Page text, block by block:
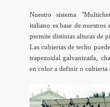
Nuestro sistema
italiano es base de nuestros
permite distintas alturas de
Las cubiertas de techo
trapezoidal galvanizada,
en color a definir o cubierta